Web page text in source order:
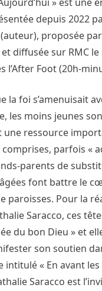
depuis 2022
proposée
diffusée sur RMC le
l’After Foot (20h-
la foi s’amenuisait
les moins jeunes
une ressource
parfois «
parents de
font battre le
paroisses. Pour la
Saracco, ces
du bon Dieu » et
son soutien
intitulé « En avant les
Saracco est